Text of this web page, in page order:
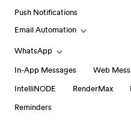
Push Notifications
Email Automation
Toggle
WhatsApp
Toggle WhatsApp
In-App Messages Web
IntelliNODE RenderMax
Reminders